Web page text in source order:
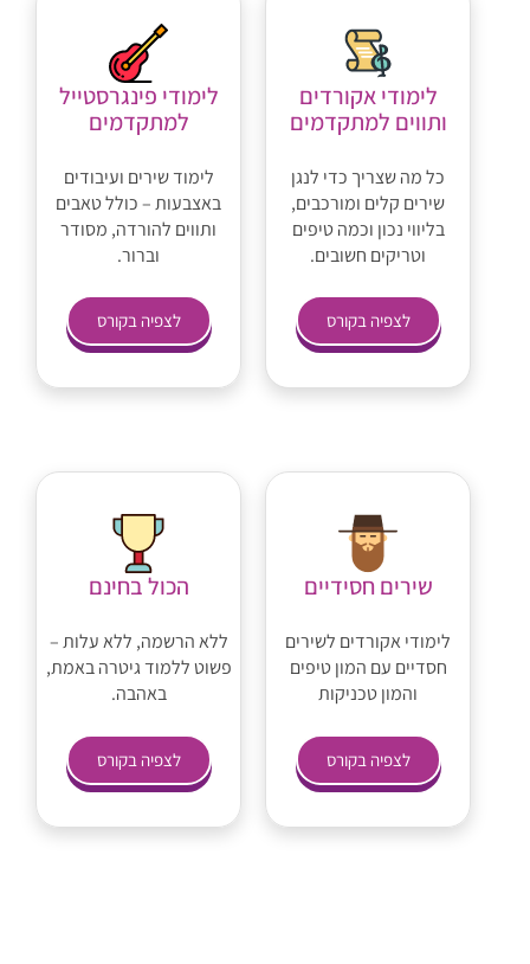
לימודי אקורדים
ותווים למתקדמים
כל מה שצריך כדי לנגן
שירים קלים ומורכבים,
בליווי נכון וכמה טיפים
וטריקים חשובים.
לצפיה בקורס
לימודי פינגרסטייל
למתקדמים
לימוד שירים ועיבודים
באצבעות – כולל טאבים
ותווים להורדה, מסודר
וברור.
לצפיה בקורס
שירים חסידיים
לימודי אקורדים לשירים
חסדיים עם המון טיפים
והמון טכניקות
לצפיה בקורס
הכול בחינם
ללא הרשמה, ללא עלות –
פשוט ללמוד גיטרה באמת,
באהבה.
לצפיה בקורס